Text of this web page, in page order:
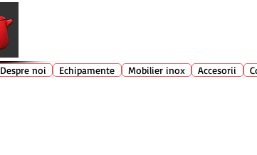
Despre noi Echipamente Mobilier inox Accesorii